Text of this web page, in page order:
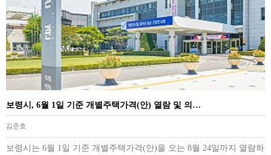
보령시, 6월 1일 기준 개별주택가격(안) 열람 및 의…
김준호
보령시는 6월 1일 기준 개별주택가격(안)을 오는 8월 24일까지 열람하